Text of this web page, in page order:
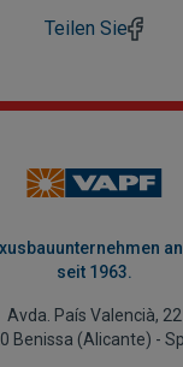
Teilen Sie
seit 1963.
Avda. País Valencià, 22
Benissa (Alicante) -